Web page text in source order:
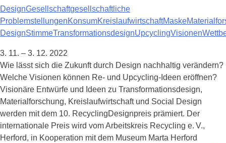
DesignGesellschaftgesellschaftliche
ProblemstellungenKonsumKreislaufwirtschaftMaske
DesignStimmeTransformationsdesignUpcyclingVisionen
3. 11. – 3. 12. 2022
Wie lässt sich die Zukunft durch Design nachhaltig verändern?
Welche Visionen können Re- und Upcycling-Ideen eröffnen?
Visionäre Entwürfe und Ideen zu Transformationsdesign,
Materialforschung, Kreislaufwirtschaft und Social Design
werden mit dem 10. RecyclingDesignpreis prämiert. Der
internationale Preis wird vom Arbeitskreis Recycling e. V.,
Herford, in Kooperation mit dem Museum Marta Herford